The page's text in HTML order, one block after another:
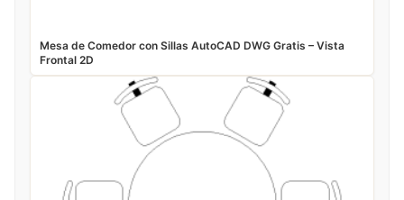
Mesa de Comedor con Sillas AutoCAD DWG Gratis – Vista
Frontal 2D